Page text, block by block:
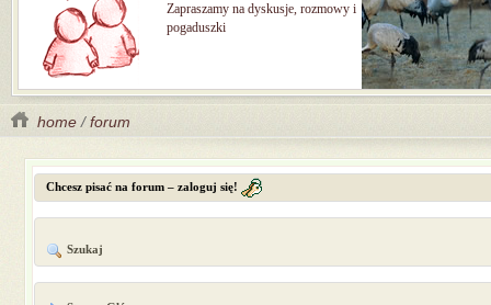
Zapraszamy na dyskusje, rozmowy i
pogaduszki
home /forum
Chcesz pisać na forum – zaloguj się!
Szukaj